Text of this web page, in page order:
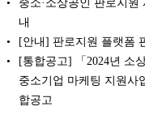
내
[안내] 판로지원 플랫폼
[통합공고] 「2024년 소
중소기업 마케팅 지원사
합공고